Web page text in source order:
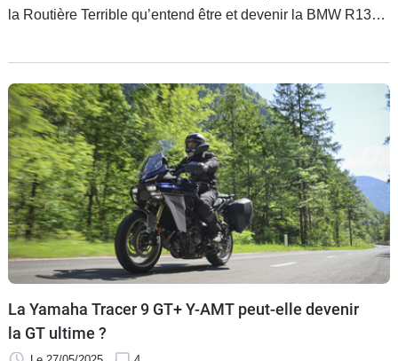
la Routière Terrible qu’entend être et devenir la BMW R1300
si tout était relatif ?
La Yamaha Tracer 9 GT+ Y-AMT peut-elle devenir
la GT ultime ?